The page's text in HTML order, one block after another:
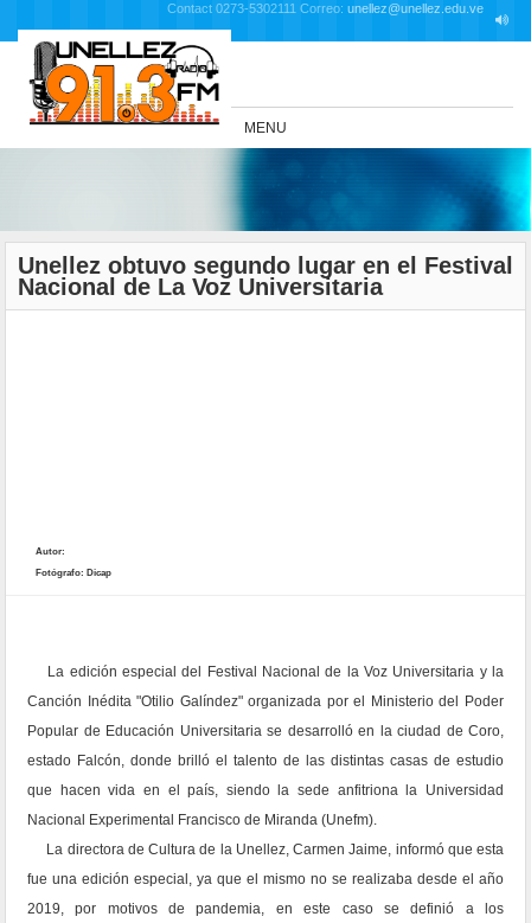
Contact 0273-5302111 Correo: unellez@unellez.edu.ve
MENU
Unellez obtuvo segundo lugar en el Festival
Nacional de La Voz Universitaria
Autor:
Fotógrafo: Dicap
La edición especial del Festival Nacional de la Voz Universitaria y la
Canción Inédita "Otilio Galíndez" organizada por el Ministerio del Poder
Popular de Educación Universitaria se desarrolló en la ciudad de Coro,
estado Falcón, donde brilló el talento de las distintas casas de estudio
que hacen vida en el país, siendo la sede anfitriona la Universidad
Nacional Experimental Francisco de Miranda (Unefm).
La directora de Cultura de la Unellez, Carmen Jaime, informó que esta
fue una edición especial, ya que el mismo no se realizaba desde el año
2019, por motivos de pandemia, en este caso se definió a los